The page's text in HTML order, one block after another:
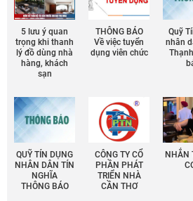
5 lưu ý quan
trọng khi thanh
lý đồ dùng nhà
hàng, khách
sạn
THÔNG BÁO
Về việc tuyển
dụng viên chức
Quỹ
nhân
QUỸ TÍN DỤNG
NHÂN DÂN TÍN
NGHĨA
THÔNG BÁO
CÔNG TY CỔ
PHẦN PHÁT
TRIỂN NHÀ
CẦN THƠ
NHẮN